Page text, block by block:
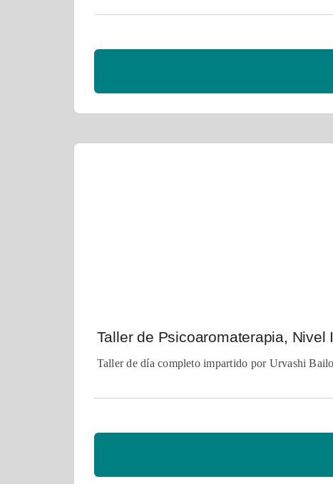
Taller de Psicoaromaterapia, Nivel I